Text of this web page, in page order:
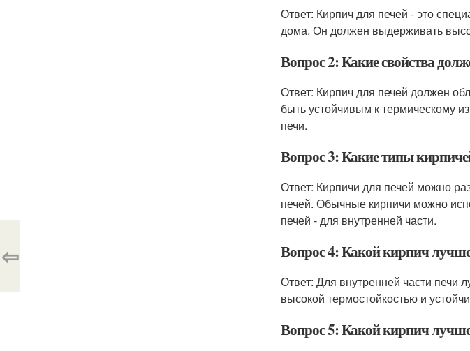
Ответ: Кирпич для печей - это
дома. Он должен выдерживать
Вопрос 2: Какие свойства
Ответ: Кирпич для печей должен
быть устойчивым к термическому
печи.
Вопрос 3: Какие типы
Ответ: Кирпичи для печей можно
печей. Обычные кирпичи можно
печей - для внутренней части.
Вопрос 4: Какой кирпич лучше
Ответ: Для внутренней части печи
высокой термостойкостью и
Вопрос 5: Какой кирпич
⇦